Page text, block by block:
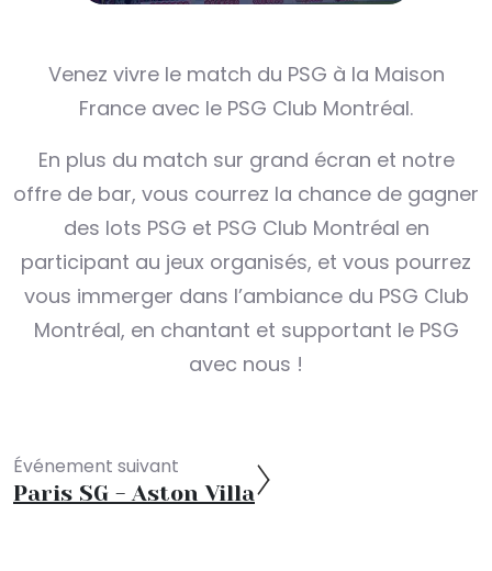
Venez vivre le match du PSG à la Maison
France avec le PSG Club Montréal.
En plus du match sur grand écran et notre
offre de bar, vous courrez la chance de gagner
des lots PSG et PSG Club Montréal en
participant au jeux organisés, et vous pourrez
vous immerger dans l’ambiance du PSG Club
Montréal, en chantant et supportant le PSG
avec nous !
Événement suivant
Paris SG - Aston Villa